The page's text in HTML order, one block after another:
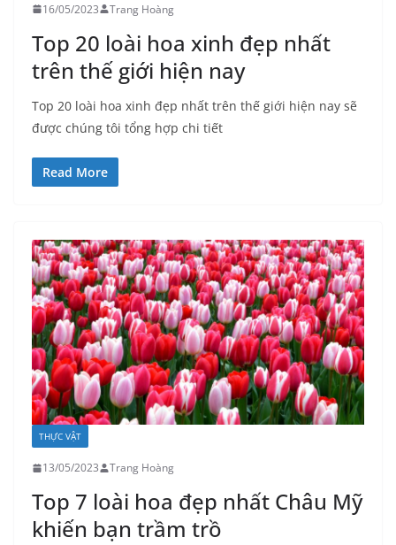
16/05/2023 Trang Hoàng
Top 20 loài hoa xinh đẹp nhất
trên thế giới hiện nay
Top 20 loài hoa xinh đẹp nhất trên thế giới hiện nay sẽ
được chúng tôi tổng hợp chi tiết
Read More
THỰC VẬT
13/05/2023 Trang Hoàng
Top 7 loài hoa đẹp nhất Châu Mỹ
khiến bạn trầm trồ